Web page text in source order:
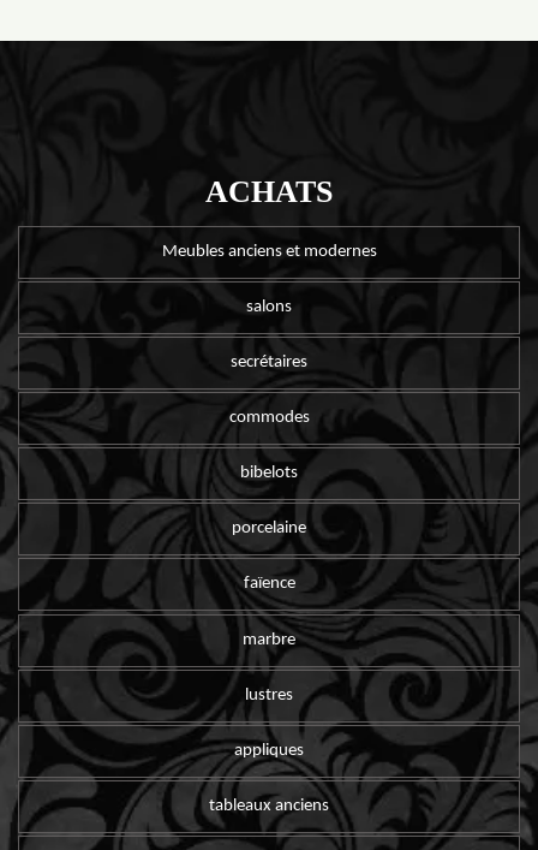
ACHATS
Meubles anciens et modernes
salons
secrétaires
commodes
bibelots
porcelaine
faïence
marbre
lustres
appliques
tableaux anciens